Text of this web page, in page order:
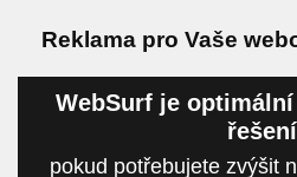
Reklama pro Vaše
WebSurf je
pokud potřebujete zvýšit